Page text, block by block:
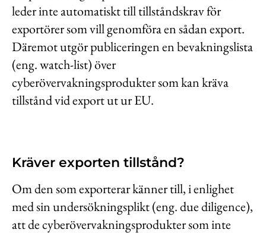
leder inte automatiskt till tillståndskrav för
exportörer som vill genomföra en sådan export.
Däremot utgör publiceringen en bevakningslista
(eng. watch-list) över
cyberövervakningsprodukter som kan kräva
tillstånd vid export ut ur EU.
Kräver exporten tillstånd?
Om den som exporterar känner till, i enlighet
med sin undersökningsplikt (eng. due diligence),
att de cyberövervakningsprodukter som inte